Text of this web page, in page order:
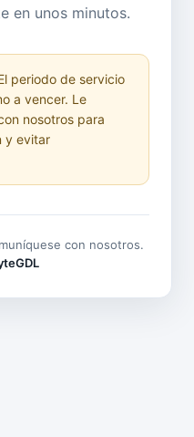
en unos minutos.
periodo de servicio
a vencer. Le
nosotros para
y evitar
con nosotros.